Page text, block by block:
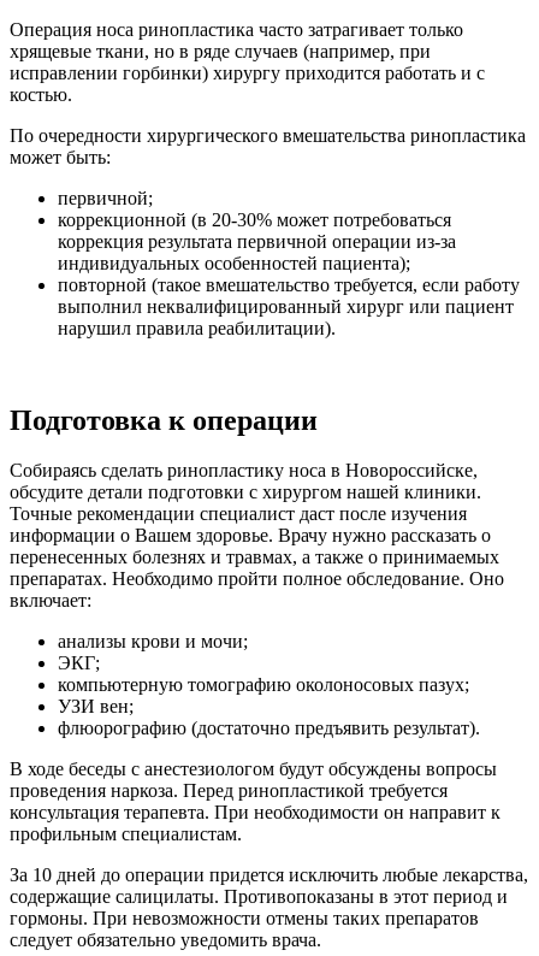
Операция носа ринопластика часто затрагивает только
хрящевые ткани, но в ряде случаев (например, при
исправлении горбинки) хирургу приходится работать и с
костью.
По очередности хирургического вмешательства ринопластика
может быть:
первичной;
коррекционной (в 20-30% может потребоваться
коррекция результата первичной операции из-за
индивидуальных особенностей пациента);
повторной (такое вмешательство требуется, если работу
выполнил неквалифицированный хирург или пациент
нарушил правила реабилитации).
Подготовка к операции
Собираясь сделать ринопластику носа в Новороссийске,
обсудите детали подготовки с хирургом нашей клиники.
Точные рекомендации специалист даст после изучения
информации о Вашем здоровье. Врачу нужно рассказать о
перенесенных болезнях и травмах, а также о принимаемых
препаратах. Необходимо пройти полное обследование. Оно
включает:
анализы крови и мочи;
ЭКГ;
компьютерную томографию околоносовых пазух;
УЗИ вен;
флюорографию (достаточно предъявить результат).
В ходе беседы с анестезиологом будут обсуждены вопросы
проведения наркоза. Перед ринопластикой требуется
консультация терапевта. При необходимости он направит к
профильным специалистам.
За 10 дней до операции придется исключить любые лекарства,
содержащие салицилаты. Противопоказаны в этот период и
гормоны. При невозможности отмены таких препаратов
следует обязательно уведомить врача.